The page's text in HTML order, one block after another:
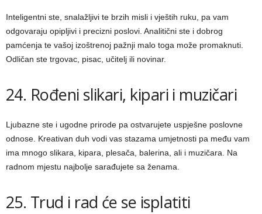
Inteligentni ste, snalažljivi te brzih misli i vještih ruku, pa vam
odgovaraju opipljivi i precizni poslovi. Analitični ste i dobrog
pamćenja te vašoj izoštrenoj pažnji malo toga može promaknuti.
Odličan ste trgovac, pisac, učitelj ili novinar.
24. Rođeni slikari, kipari i muzičari
Ljubazne ste i ugodne prirode pa ostvarujete uspješne poslovne
odnose. Kreativan duh vodi vas stazama umjetnosti pa među vam
ima mnogo slikara, kipara, plesača, balerina, ali i muzičara. Na
radnom mjestu najbolje sarađujete sa ženama.
25. Trud i rad će se isplatiti